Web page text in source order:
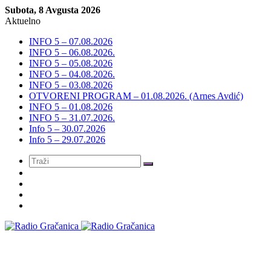
Subota, 8 Avgusta 2026
Aktuelno
INFO 5 – 07.08.2026
INFO 5 – 06.08.2026.
INFO 5 – 05.08.2026
INFO 5 – 04.08.2026.
INFO 5 – 03.08.2026
OTVORENI PROGRAM – 01.08.2026. (Arnes Avdić)
INFO 5 – 01.08.2026
INFO 5 – 31.07.2026.
Info 5 – 30.07.2026
Info 5 – 29.07.2026
Meni